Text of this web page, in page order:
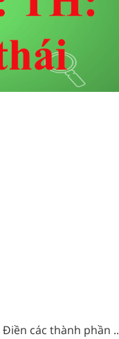
Điền các thành phần